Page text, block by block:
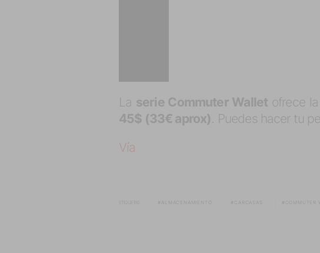
La serie Commuter Wallet ofrece
45$ (33€ aprox). Puedes hacer tu
Vía
ETIQUETAS ALMACENAMIENTO CARCASAS COMMUTER